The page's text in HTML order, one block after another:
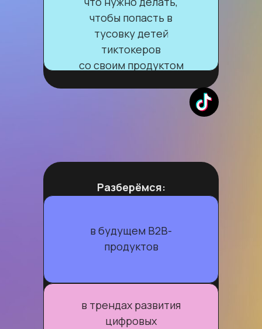
чтобы попасть в
тусовку детей
тиктокеров
со своим продуктом
Разберёмся:
в будущем B2B-
продуктов
в трендах развития
цифровых